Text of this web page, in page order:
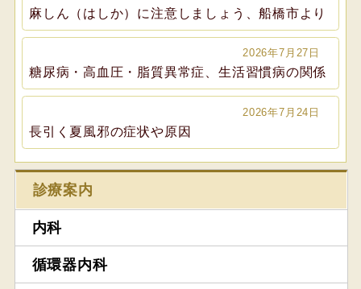
麻しん（はしか）に注意しましょう、船橋市より
2026年7月27日
糖尿病・高血圧・脂質異常症、生活習慣病の関係
2026年7月24日
長引く夏風邪の症状や原因
診療案内
内科
循環器内科